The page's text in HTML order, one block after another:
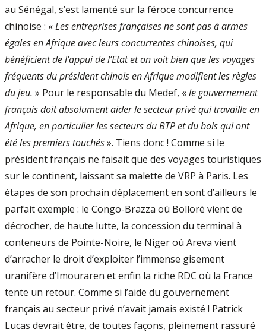
au Sénégal, s’est lamenté sur la féroce concurrence
chinoise : «Les entreprises françaises ne sont pas à armes
égales en Afrique avec leurs concurrentes chinoises, qui
bénéficient de l’appui de l’Etat et on voit bien que les voyages
fréquents du président chinois en Afrique modifient les règles
du jeu. » Pour le responsable du Medef, «le gouvernement
français doit absolument aider le secteur privé qui travaille en
Afrique, en particulier les secteurs du BTP et du bois qui ont
été les premiers touchés». Tiens donc ! Comme si le
président français ne faisait que des voyages touristiques
sur le continent, laissant sa malette de VRP à Paris. Les
étapes de son prochain déplacement en sont d’ailleurs le
parfait exemple : le Congo-Brazza où Bolloré vient de
décrocher, de haute lutte, la concession du terminal à
conteneurs de Pointe-Noire, le Niger où Areva vient
d’arracher le droit d’exploiter l’immense gisement
uranifère d’Imouraren et enfin la riche RDC où la France
tente un retour. Comme si l’aide du gouvernement
français au secteur privé n’avait jamais existé ! Patrick
Lucas devrait être, de toutes façons, pleinement rassuré